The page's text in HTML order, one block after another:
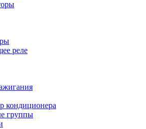
реле
кондиционера
группы